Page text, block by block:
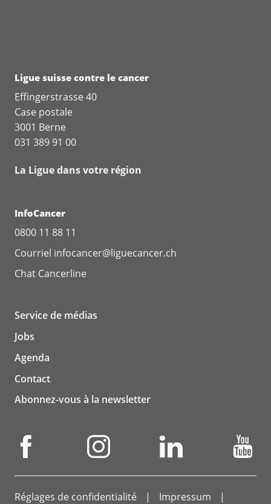
Ligue suisse contre le cancer
Effingerstrasse 40
Case postale
3001 Berne
031 389 91 00
La Ligue dans votre région
InfoCancer
0800 11 88 11
Courriel infocancer@liguecancer.ch
Chat Cancerline
Service de médias
Jobs
Agenda
Contact
Abonnez-vous à la newsletter
Réglages de confidentialité Impressum